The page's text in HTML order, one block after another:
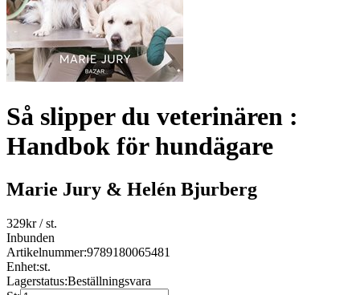
Så slipper du veterinären :
Handbok för hundägare
Marie Jury & Helén Bjurberg
329kr/ st.
Inbunden
Artikelnummer:9789180065481
Enhet:st.
Lagerstatus:Beställningsvara